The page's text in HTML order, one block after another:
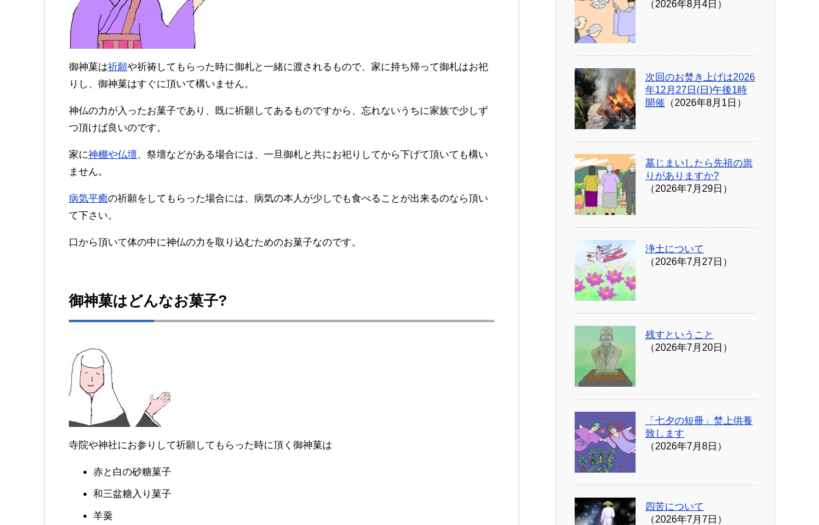
御神菓は祈願や祈祷してもらった時に御札と一緒に渡されるもので、家に持ち帰って御札はお祀
りし、御神菓はすぐに頂いて構いません。
神仏の力が入ったお菓子であり、既に祈願してあるものですから、忘れないうちに家族で少しず
つ頂けば良いのです。
家に神棚や仏壇 、祭壇などがある場合には、一旦御札と共にお祀りしてから下げて頂いても構い
ません。
病気平癒の祈願をしてもらった場合には、病気の本人が少しでも食べることが出来るのなら頂い
て下さい。
口から頂いて体の中に神仏の力を取り込むためのお菓子なのです。
御神菓はどんなお菓子?
寺院や神社にお参りして祈願してもらった時に頂く御神菓は
赤と白の砂糖菓子
和三盆糖入り菓子
羊羹
（2026年8月4日）
次回のお焚き上げは2026
年12月27日(日)午後1時
開催 （2026年8月1日）
墓じまいしたら先祖の祟
りがありますか?
（2026年7月29日）
浄土について
（2026年7月27日）
残すということ
（2026年7月20日）
「七夕の短冊」焚上供養
致します
（2026年7月8日）
四苦について
（2026年7月7日）